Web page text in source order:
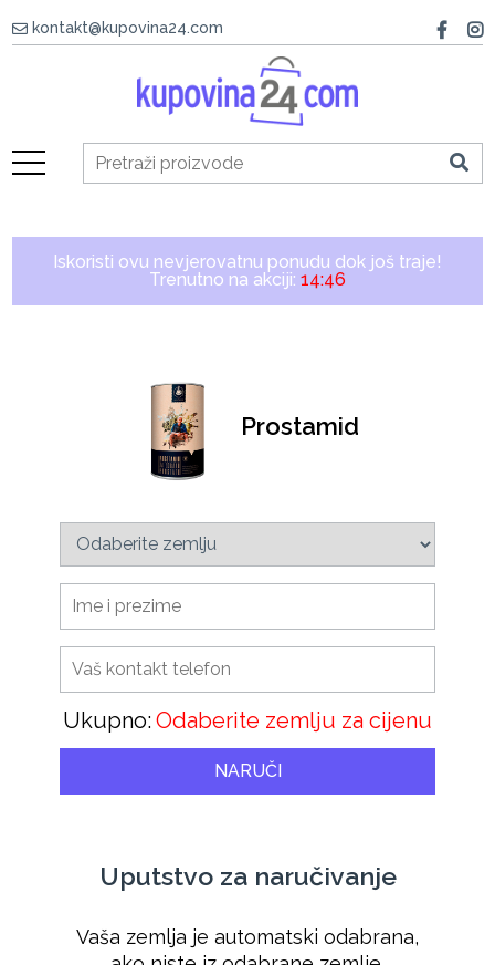
kontakt@kupovina24.com
Iskoristi ovu nevjerovatnu ponudu dok još traje!
Trenutno na akciji: 14:46
Prostamid
Ukupno:Odaberite zemlju za cijenu
NARUČI
Uputstvo za naručivanje
Vaša zemlja je automatski odabrana,